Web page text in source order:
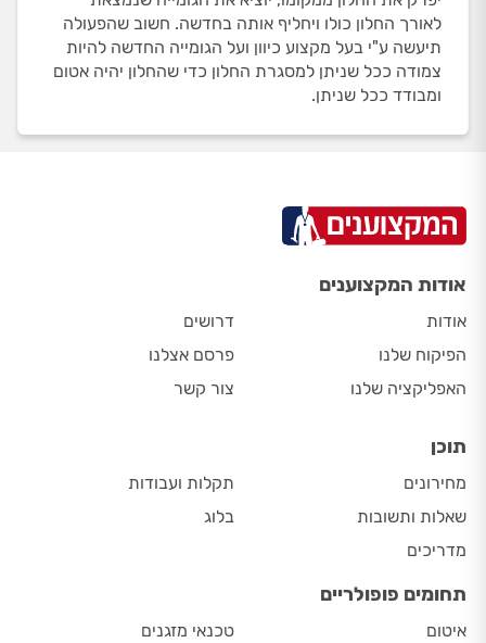
לאורך החלון כולו ויחליף אותה בחדשה. חשוב שהפעולה
תיעשה ע"י בעל מקצוע כיוון ועל הגומייה החדשה להיות
צמודה ככל שניתן למסגרת החלון כדי שהחלון יהיה אטום
ומבודד ככל שניתן.
אודות המקצוענים
אודות
הפיקוח שלנו
האפליקציה שלנו
דרושים
פרסם אצלנו
צור קשר
תוכן
מחירונים
שאלות ותשובות
מדריכים
תקלות ועבודות
בלוג
תחומים פופולריים
איטום
טכנאי מזגנים